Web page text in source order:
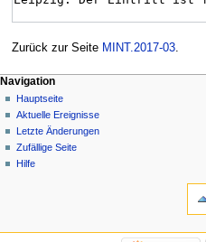
Zurück zur Seite MINT.2017-03.
Navigation
Hauptseite
Aktuelle Ereignisse
Letzte Änderungen
Zufällige Seite
Hilfe